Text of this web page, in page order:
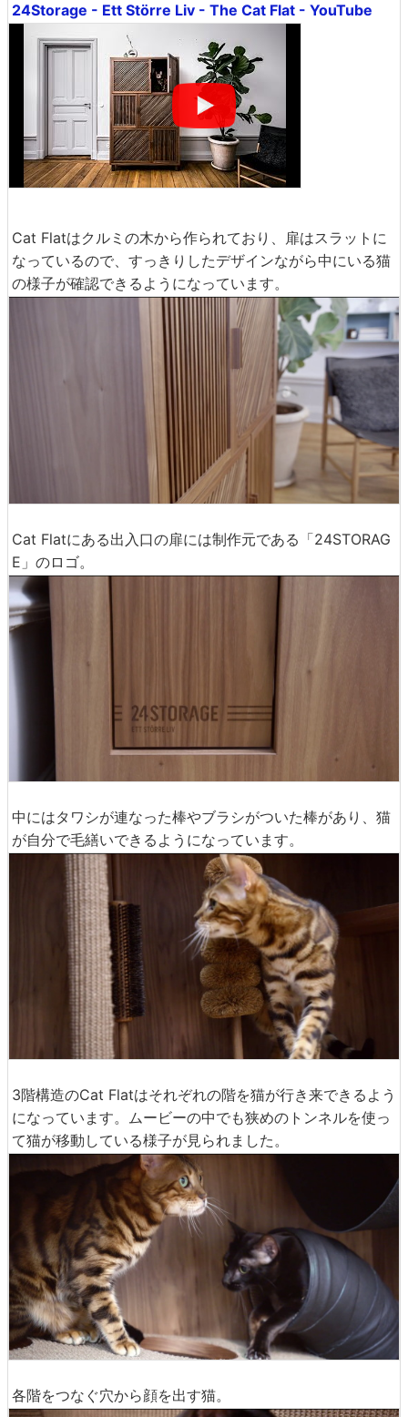
24Storage - Ett Större Liv - The Cat Flat - YouTube
Cat Flatはクルミの木から作られており、扉はスラットに
なっているので、すっきりしたデザインながら中にいる猫
の様子が確認できるようになっています。
Cat Flatにある出入口の扉には制作元である「24STORAG
E」のロゴ。
中にはタワシが連なった棒やブラシがついた棒があり、猫
が自分で毛繕いできるようになっています。
3階構造のCat Flatはそれぞれの階を猫が行き来できるよう
になっています。ムービーの中でも狭めのトンネルを使っ
て猫が移動している様子が見られました。
各階をつなぐ穴から顔を出す猫。